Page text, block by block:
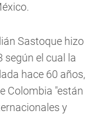
Sastoque hizo
según el cual la
hace 60 años,
Colombia "están
y